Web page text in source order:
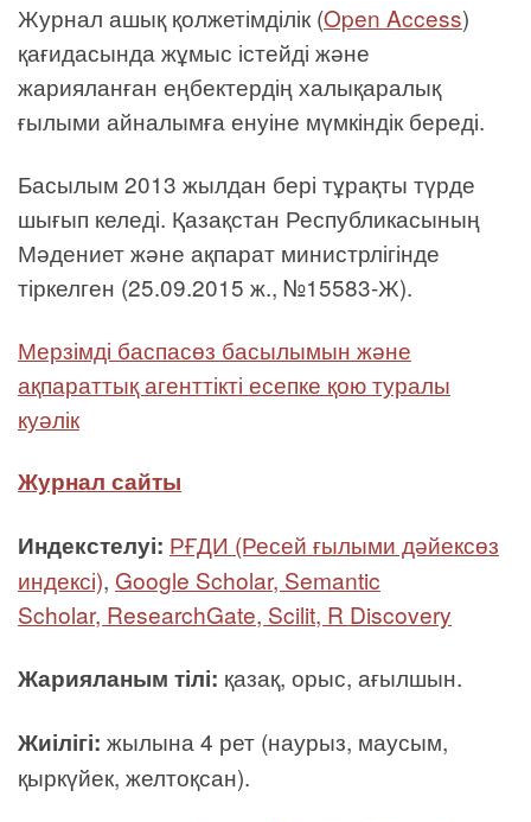
Журнал ашық қолжетімділік (Open Access)
қағидасында жұмыс істейді және
жарияланған еңбектердің халықаралық
ғылыми айналымға енуіне мүмкіндік береді.
Басылым 2013 жылдан бері тұрақты түрде
шығып келеді. Қазақстан Республикасының
Мәдениет және ақпарат министрлігінде
тіркелген (25.09.2015 ж., №15583-Ж).
Мерзімді баспасөз басылымын және
ақпараттық агенттікті есепке қою туралы
куәлік
Журнал сайты
Индекстелуі: РҒДИ (Ресей ғылыми дәйексөз
индексі), Google Scholar, Semantic
Scholar, ResearchGate, Scilit, R Discovery
Жарияланым тілі: қазақ, орыс, ағылшын.
Жиілігі: жылына 4 рет (наурыз, маусым,
қыркүйек, желтоқсан).